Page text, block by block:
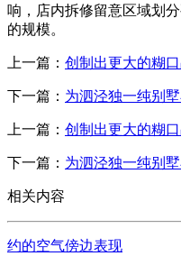
响，店内拆修留意区域划
的规模。
上一篇： 创制出更大的糊
下一篇： 为泗泾独一纯别
上一篇： 创制出更大的糊
下一篇： 为泗泾独一纯别
相关内容
约的空气傍边表现